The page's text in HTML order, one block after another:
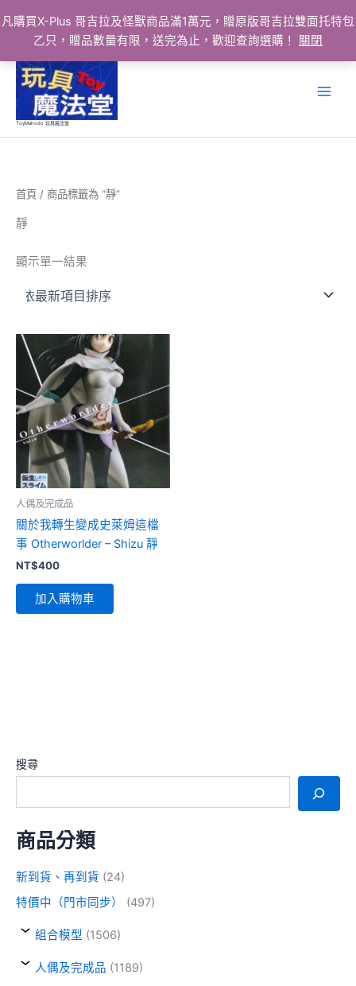
凡購買X-Plus 哥吉拉及怪獸商品滿1萬元，贈原版哥吉拉雙面托特包
乙只，贈品數量有限，送完為止，歡迎查詢選購！
關閉
ToyMahodo 玩具魔法堂
搜尋
商品分類
新到貨、再到貨 (24)
特價中（門市同步）
(497)
組合模型 (1506)
人偶及完成品 (1189)
首頁 / 商品標籤為 “靜”
靜
顯示單一結果
人偶及完成品
關於我轉生變成史萊姆這檔
事 Otherworlder – Shizu 靜
NT$400
加入購物車